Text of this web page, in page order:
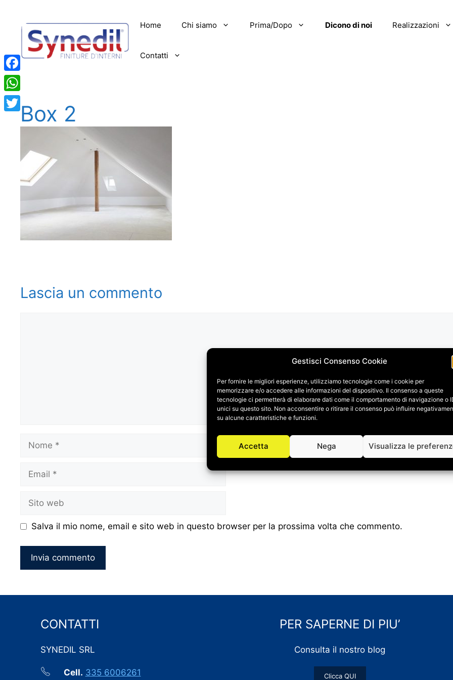
Gestisci Consenso Cookie
Per fornire le migliori esperienze, utilizziamo tecnologie come i cookie per
memorizzare e/o accedere alle informazioni del dispositivo. Il consenso a queste
tecnologie ci permetterà di elaborare dati come il comportamento di navigazione o
unici su questo sito. Non acconsentire o ritirare il consenso può influire
su alcune caratteristiche e funzioni.
Accetta Nega Visualizza le
contenuto
Home Chi siamo Prima/Dopo Dicono di noi Realizzazioni
Contatti
Box 2
Lascia un commento
Nome
Email
Sito
web
Salva il mio nome, email e sito web in questo browser per la prossima volta che commento.
CONTATTI
SYNEDIL SRL
Cell. 335 6006261
PER SAPERNE DI PIU’
Consulta il nostro blog
Clicca QUI
Facebook
WhatsApp
Twitter